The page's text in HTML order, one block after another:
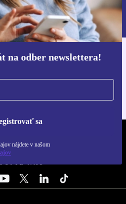
na odber newslettera!
sa
nájdete v našom
údajov nájdete v našich
údajov.
aplikáciu refurbed
a Android
NÁS